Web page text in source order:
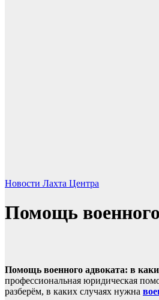
Новости Лахта Центра
Помощь
Помощь военного адвоката: в
профессиональная юридическая
разберём, в каких случаях нужна